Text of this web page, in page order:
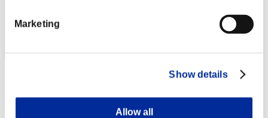
Marketing
Show details
Allow all
Posición